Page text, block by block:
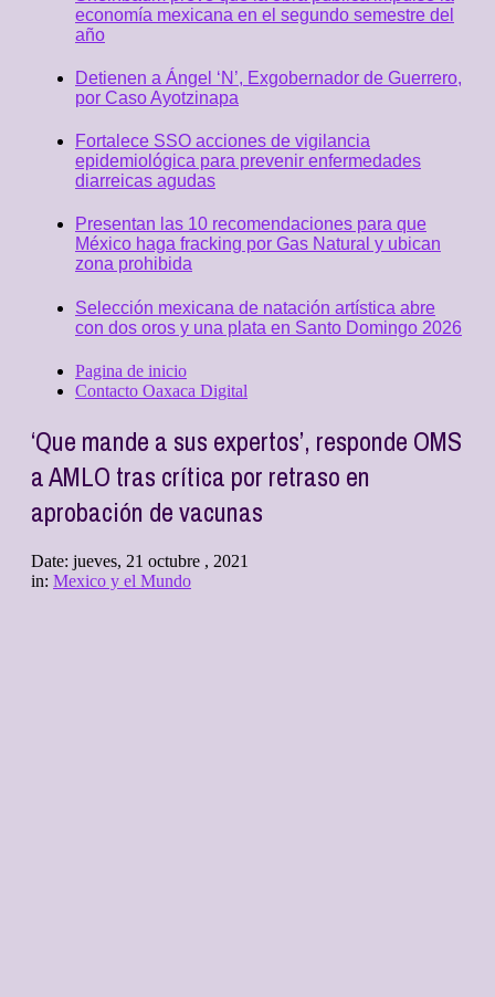
economía mexicana en el segundo semestre del
año
Detienen a Ángel ‘N’, Exgobernador de Guerrero,
por Caso Ayotzinapa
Fortalece SSO acciones de vigilancia
epidemiológica para prevenir enfermedades
diarreicas agudas
Presentan las 10 recomendaciones para que
México haga fracking por Gas Natural y ubican
zona prohibida
Selección mexicana de natación artística abre
con dos oros y una plata en Santo Domingo 2026
Pagina de inicio
Contacto Oaxaca Digital
‘Que mande a sus expertos’, responde OMS
a AMLO tras crítica por retraso en
aprobación de vacunas
Date: jueves, 21 octubre , 2021
in: Mexico y el Mundo